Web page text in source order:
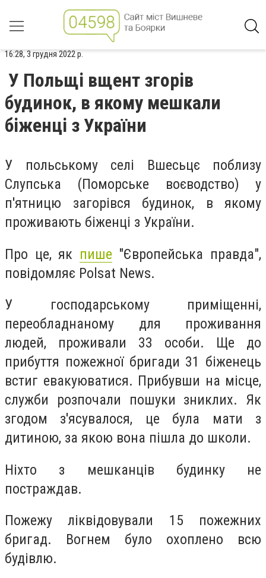
16:28, 3 грудня 2022 р.
У Польщі вщент згорів
будинок, в якому мешкали
біженці з України
У польському селі Вшесьцє поблизу
Слупська (Поморське воєводство) у
п'ятницю загорівся будинок, в якому
проживають біженці з України.
Про це, як пише "Європейська правда",
повідомляє Polsat News.
У господарському приміщенні,
переобладнаному для проживання
людей, проживали 33 особи. Ще до
прибуття пожежної бригади 31 біженець
встиг евакуюватися. Прибувши на місце,
служби розпочали пошуки зниклих. Як
згодом з'ясувалося, це була мати з
дитиною, за якою вона пішла до школи.
Ніхто з мешканців будинку не
постраждав.
Пожежу ліквідовували 15 пожежних
бригад. Вогнем було охоплено всю
будівлю.